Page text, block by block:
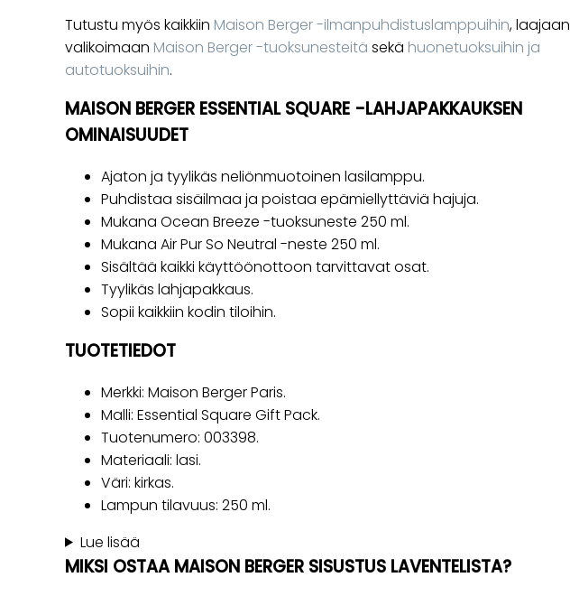
Tutustu myös kaikkiin Maison Berger -ilmanpuhdistuslamppuihin, laajaan
valikoimaan Maison Berger -tuoksunesteitä sekä huonetuoksuihin ja
autotuoksuihin.
MAISON BERGER ESSENTIAL SQUARE -LAHJAPAKKAUKSEN
OMINAISUUDET
Ajaton ja tyylikäs neliönmuotoinen lasilamppu.
Puhdistaa sisäilmaa ja poistaa epämiellyttäviä hajuja.
Mukana Ocean Breeze -tuoksuneste 250 ml.
Mukana Air Pur So Neutral -neste 250 ml.
Sisältää kaikki käyttöönottoon tarvittavat osat.
Tyylikäs lahjapakkaus.
Sopii kaikkiin kodin tiloihin.
TUOTETIEDOT
Merkki: Maison Berger Paris.
Malli: Essential Square Gift Pack.
Tuotenumero: 003398.
Materiaali: lasi.
Väri: kirkas.
Lampun tilavuus: 250 ml.
Lue lisää
MIKSI OSTAA MAISON BERGER SISUSTUS LAVENTELISTA?